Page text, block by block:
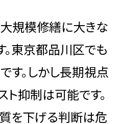
規模修繕に大きな
東京都品川区でも
。しかし長期視点
抑制は可能です。
を下げる判断は危